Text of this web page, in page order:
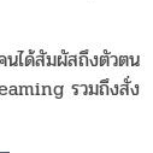
นได้สัมผัสถึงตัวตน
รวมถึงสั่ง